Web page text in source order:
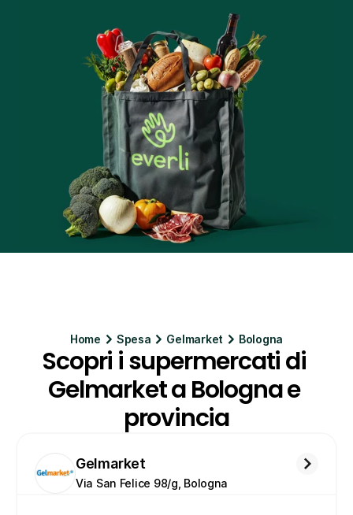
Home Spesa Gelmarket Bologna
Scopri i supermercati di
Gelmarket a Bologna e
provincia
Gelmarket
Via San Felice 98/g, Bologna